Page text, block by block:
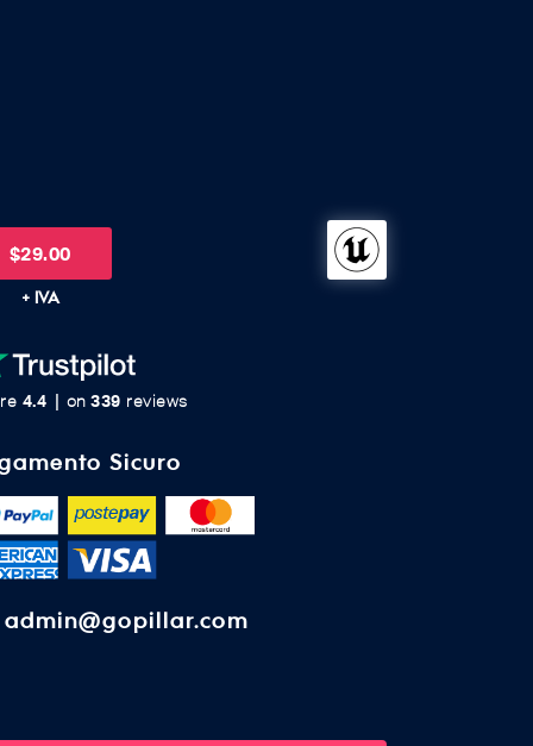
$29.00
+ IVA
4.4 on339 reviews
Sicuro
admin@gopillar.com